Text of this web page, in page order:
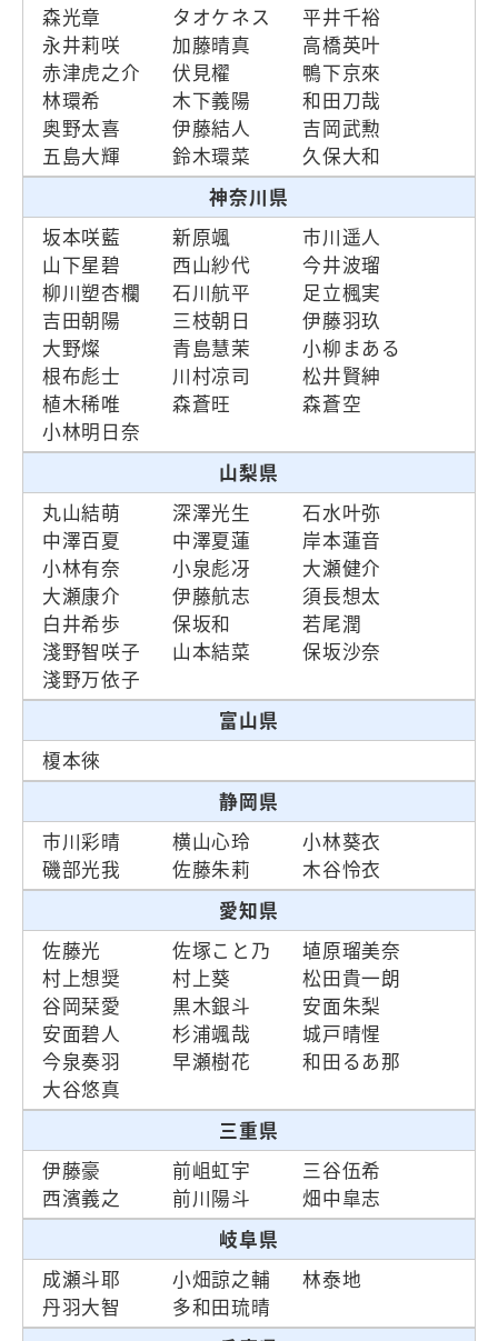
森光章
タオケネス
平井千裕
永井莉咲
加藤晴真
高橋英叶
赤津虎之介
伏見櫂
鴨下京來
林環希
木下義陽
和田刀哉
奥野太喜
伊藤結人
吉岡武勲
五島大輝
鈴木環菜
久保大和
神奈川県
坂本咲藍
新原颯
市川遥人
山下星碧
西山紗代
今井波瑠
柳川塑杏欄
石川航平
足立楓実
吉田朝陽
三枝朝日
伊藤羽玖
大野燦
青島慧茉
小柳まある
根布彪士
川村凉司
松井賢紳
植木稀唯
森蒼旺
森蒼空
小林明日奈
山梨県
丸山結萌
深澤光生
石水叶弥
中澤百夏
中澤夏蓮
岸本蓮音
小林有奈
小泉彪冴
大瀬健介
大瀬康介
伊藤航志
須長想太
白井希歩
保坂和
若尾潤
淺野智咲子
山本結菜
保坂沙奈
淺野万依子
富山県
榎本徠
静岡県
市川彩晴
横山心玲
小林葵衣
磯部光我
佐藤朱莉
木谷怜衣
愛知県
佐藤光
佐塚こと乃
埴原瑠美奈
村上想奨
村上葵
松田貴一朗
谷岡栞愛
黒木銀斗
安面朱梨
安面碧人
杉浦颯哉
城戸晴惺
今泉奏羽
早瀬樹花
和田るあ那
大谷悠真
三重県
伊藤豪
前岨虹宇
三谷伍希
西濱義之
前川陽斗
畑中皐志
岐阜県
成瀬斗耶
小畑諒之輔
林泰地
丹羽大智
多和田琉晴